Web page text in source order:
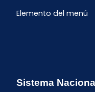
Elemento del menú
Sistema